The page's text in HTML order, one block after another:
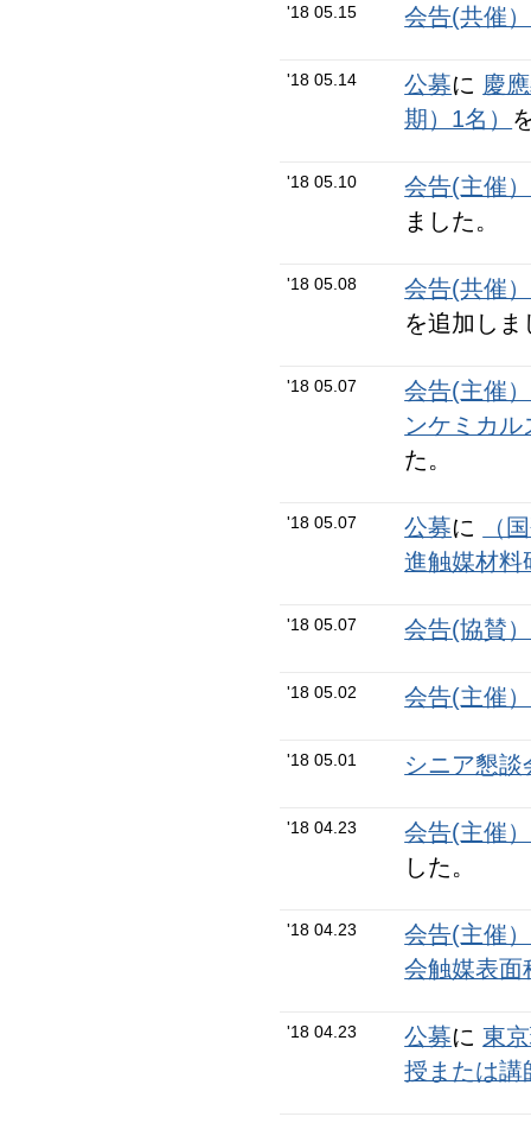
'18 05.15 会告(共催）
'18 05.14 公募に 慶
期）1名）
'18 05.10
会告(主催）
ました。
'18 05.08
会告(共催）
を追加しま
'18 05.07
会告(主催）
ンケミカ
た。
'18 05.07 公募に
（
進触媒材料
'18 05.07 会告(協賛）
'18 05.02 会告(主催）
'18 05.01 シニア懇談
'18 04.23
会告(主催）
した。
'18 04.23
会告(主催）
会触媒表面
'18 04.23 公募に東
授または講